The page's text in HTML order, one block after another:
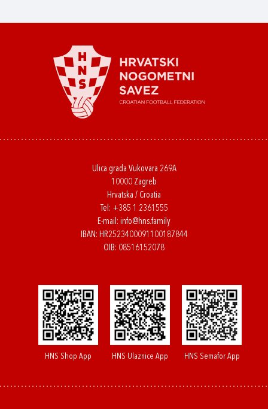
Ulica grada Vukovara 269A
10000 Zagreb
Hrvatska / Croatia
Tel: +385 1 2361555
E-mail: info@hns.family
IBAN: HR2523400091100187844
OIB: 08516152078
HNS Shop App HNS Ulaznice App HNS Semafor App